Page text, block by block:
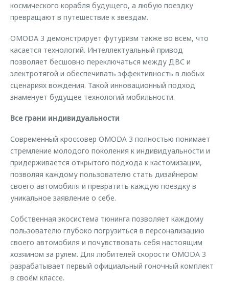
космического корабля будущего, а любую поездку
превращают в путешествие к звездам.
OMODA 3 демонстрирует футуризм также во всем, что
касается технологий. Интеллектуальный привод
позволяет бесшовно переключаться между ДВС и
электротягой и обеспечивать эффективность в любых
сценариях вождения. Такой инновационный подход
знаменует будущее технологий мобильности.
Все грани индивидуальности
Современный кроссовер OMODA 3 полностью понимает
стремление молодого поколения к индивидуальности и
придерживается открытого подхода к кастомизации,
позволяя каждому пользователю стать дизайнером
своего автомобиля и превратить каждую поездку в
уникальное заявление о себе.
Собственная экосистема тюнинга позволяет каждому
пользователю глубоко погрузиться в персонализацию
своего автомобиля и почувствовать себя настоящим
хозяином за рулем. Для любителей скорости OMODA 3
разрабатывает первый официальный гоночный комплект
в своём классе.